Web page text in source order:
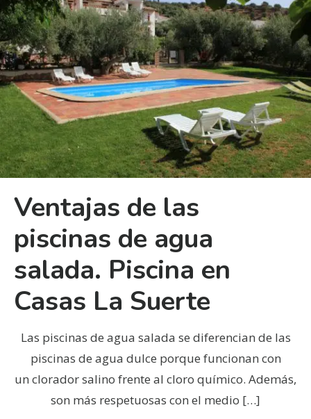
Ventajas de las
piscinas de agua
salada. Piscina en
Casas La Suerte
Las piscinas de agua salada se diferencian de las
piscinas de agua dulce porque funcionan con
un clorador salino frente al cloro químico. Además,
son más respetuosas con el medio […]